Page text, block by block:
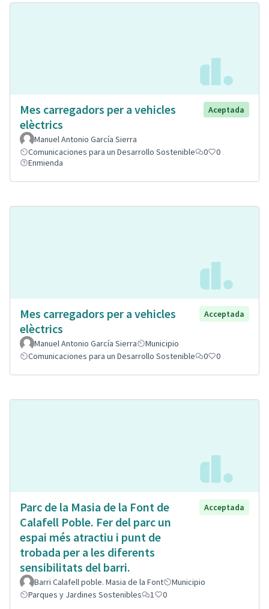
Mes carregadors per a vehicles
elèctrics
Aceptada
Manuel Antonio García Sierra
Comunicaciones para un Desarrollo Sostenible
0
0
Enmienda
Mes carregadors per a vehicles
elèctrics
Acceptada
Manuel Antonio García Sierra
Municipio
Comunicaciones para un Desarrollo Sostenible
0 0
Parc de la Masia de la Font de
Calafell Poble. Fer del parc un
espai més atractiu i punt de
trobada per a les diferents
sensibilitats del barri.
Acceptada
Barri Calafell poble. Masia de la Font
Municipio
Parques y Jardines Sostenibles
1 0